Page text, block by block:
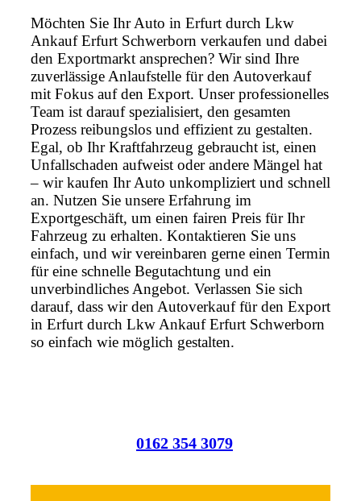
Möchten Sie Ihr Auto in Erfurt durch Lkw
Ankauf Erfurt Schwerborn verkaufen und dabei
den Exportmarkt ansprechen? Wir sind Ihre
zuverlässige Anlaufstelle für den Autoverkauf
mit Fokus auf den Export. Unser professionelles
Team ist darauf spezialisiert, den gesamten
Prozess reibungslos und effizient zu gestalten.
Egal, ob Ihr Kraftfahrzeug gebraucht ist, einen
Unfallschaden aufweist oder andere Mängel hat
– wir kaufen Ihr Auto unkompliziert und schnell
an. Nutzen Sie unsere Erfahrung im
Exportgeschäft, um einen fairen Preis für Ihr
Fahrzeug zu erhalten. Kontaktieren Sie uns
einfach, und wir vereinbaren gerne einen Termin
für eine schnelle Begutachtung und ein
unverbindliches Angebot. Verlassen Sie sich
darauf, dass wir den Autoverkauf für den Export
in Erfurt durch Lkw Ankauf Erfurt Schwerborn
so einfach wie möglich gestalten.
0162 354 3079